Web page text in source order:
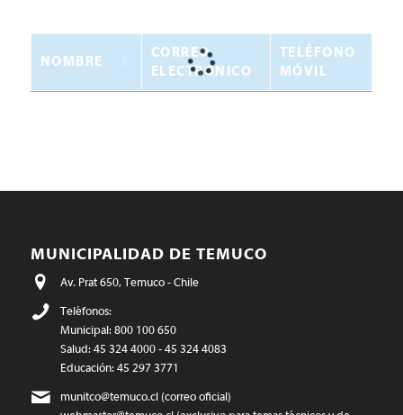
NOMBRE
CORREO
ELECTRÓNICO
TELÉFONO
MÓVIL
MUNICIPALIDAD DE TEMUCO
Av. Prat 650, Temuco - Chile
Teléfonos:
Municipal: 800 100 650
Salud: 45 324 4000 - 45 324 4083
Educación: 45 297 3771
munitco@temuco.cl(correo oficial)